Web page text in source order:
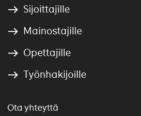
Sijoittajille
Mainostajille
Opettajille
Työnhakijoille
Ota yhteyttä